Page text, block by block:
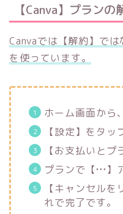
【Canva】プラン
Canvaでは【解約】で
を使っています。
ホーム画面から
【設定】をタッ
【お支払いと
プランで【…】
【キャンセル
れで完了です。